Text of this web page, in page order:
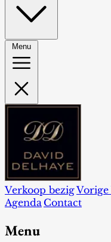
Menu
Verkoop bezigVorige
Agenda Contact
Menu